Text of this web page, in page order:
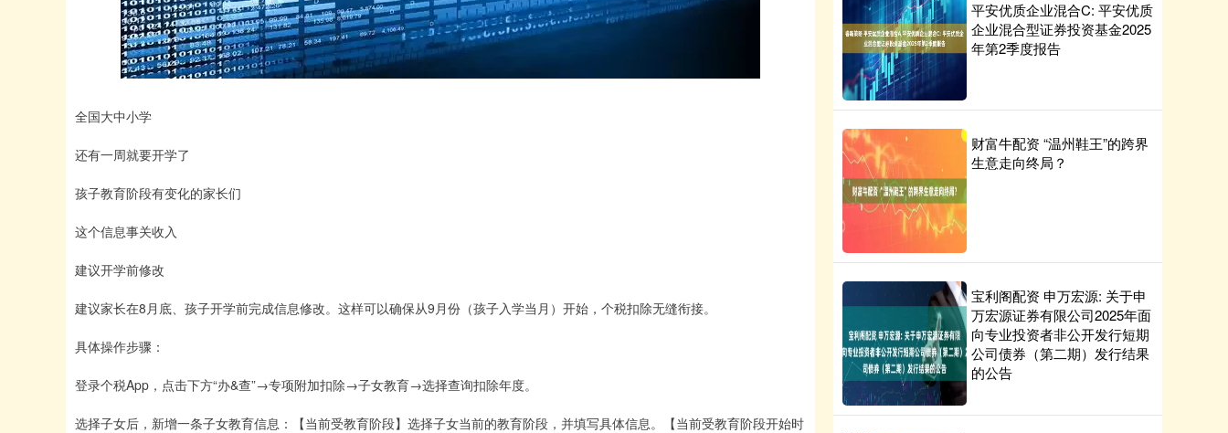
全国大中小学
还有一周就要开学了
孩子教育阶段有变化的家长们
这个信息事关收入
建议开学前修改
建议家长在8月底、孩子开学前完成信息修改。这样可以确保从9月份（孩子入学当月）开始，个税扣除无缝衔接。
具体操作步骤：
登录个税App，点击下方“办&查”→专项附加扣除→子女教育→选择查询扣除年度。
选择子女后，新增一条子女教育信息：【当前受教育阶段】选择子女当前的教育阶段，并填写具体信息。【当前受教育阶段开始时
平安优质企业混合C: 平安优质
企业混合型证券投资基金2025
年第2季度报告
财富牛配资 “温州鞋王”的跨界
生意走向终局？
宝利阁配资 申万宏源: 关于申
万宏源证券有限公司2025年面
向专业投资者非公开发行短期
公司债券（第二期）发行结果
的公告